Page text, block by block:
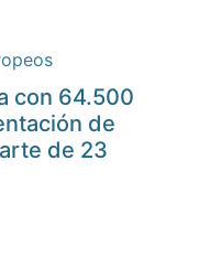
con 64.500
de
de 23